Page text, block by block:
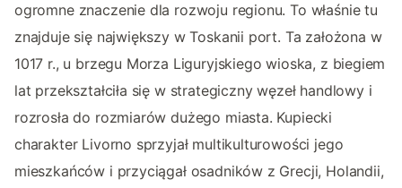
ogromne znaczenie dla rozwoju regionu. To właśnie tu
znajduje się największy w Toskanii port. Ta założona w
1017 r., u brzegu Morza Liguryjskiego wioska, z biegiem
lat przekształciła się w strategiczny węzeł handlowy i
rozrosła do rozmiarów dużego miasta. Kupiecki
charakter Livorno sprzyjał multikulturowości jego
mieszkańców i przyciągał osadników z Grecji, Holandii,